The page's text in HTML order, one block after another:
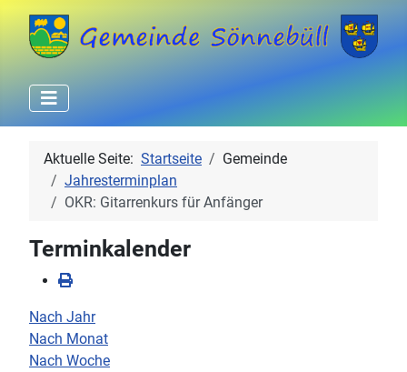
Aktuelle Seite: Startseite
Gemeinde
Jahresterminplan
OKR: Gitarrenkurs für Anfänger
Terminkalender
Nach Jahr
Nach Monat
Nach Woche